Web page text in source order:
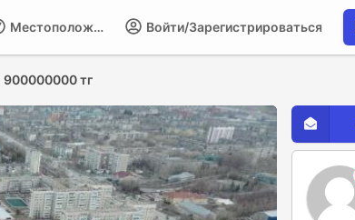
Войти/Зарегистрироваться
Местоположение
900000000 тг